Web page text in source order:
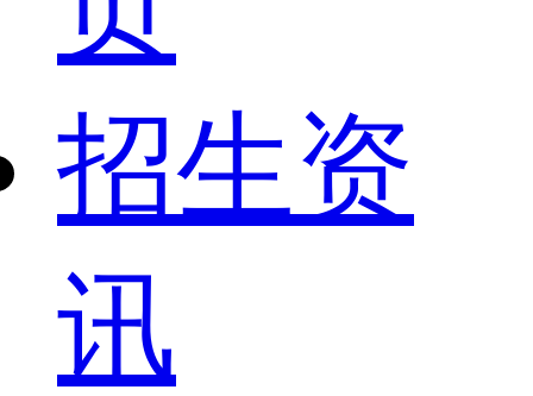
招生资
讯